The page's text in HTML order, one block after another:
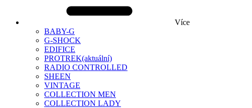
Více
BABY-G
G-SHOCK
EDIFICE
PROTREK(aktuální)
RADIO CONTROLLED
SHEEN
VINTAGE
COLLECTION MEN
COLLECTION LADY